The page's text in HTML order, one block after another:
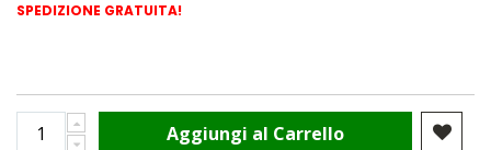
SPEDIZIONE GRATUITA!
Aggiungi al Carrello